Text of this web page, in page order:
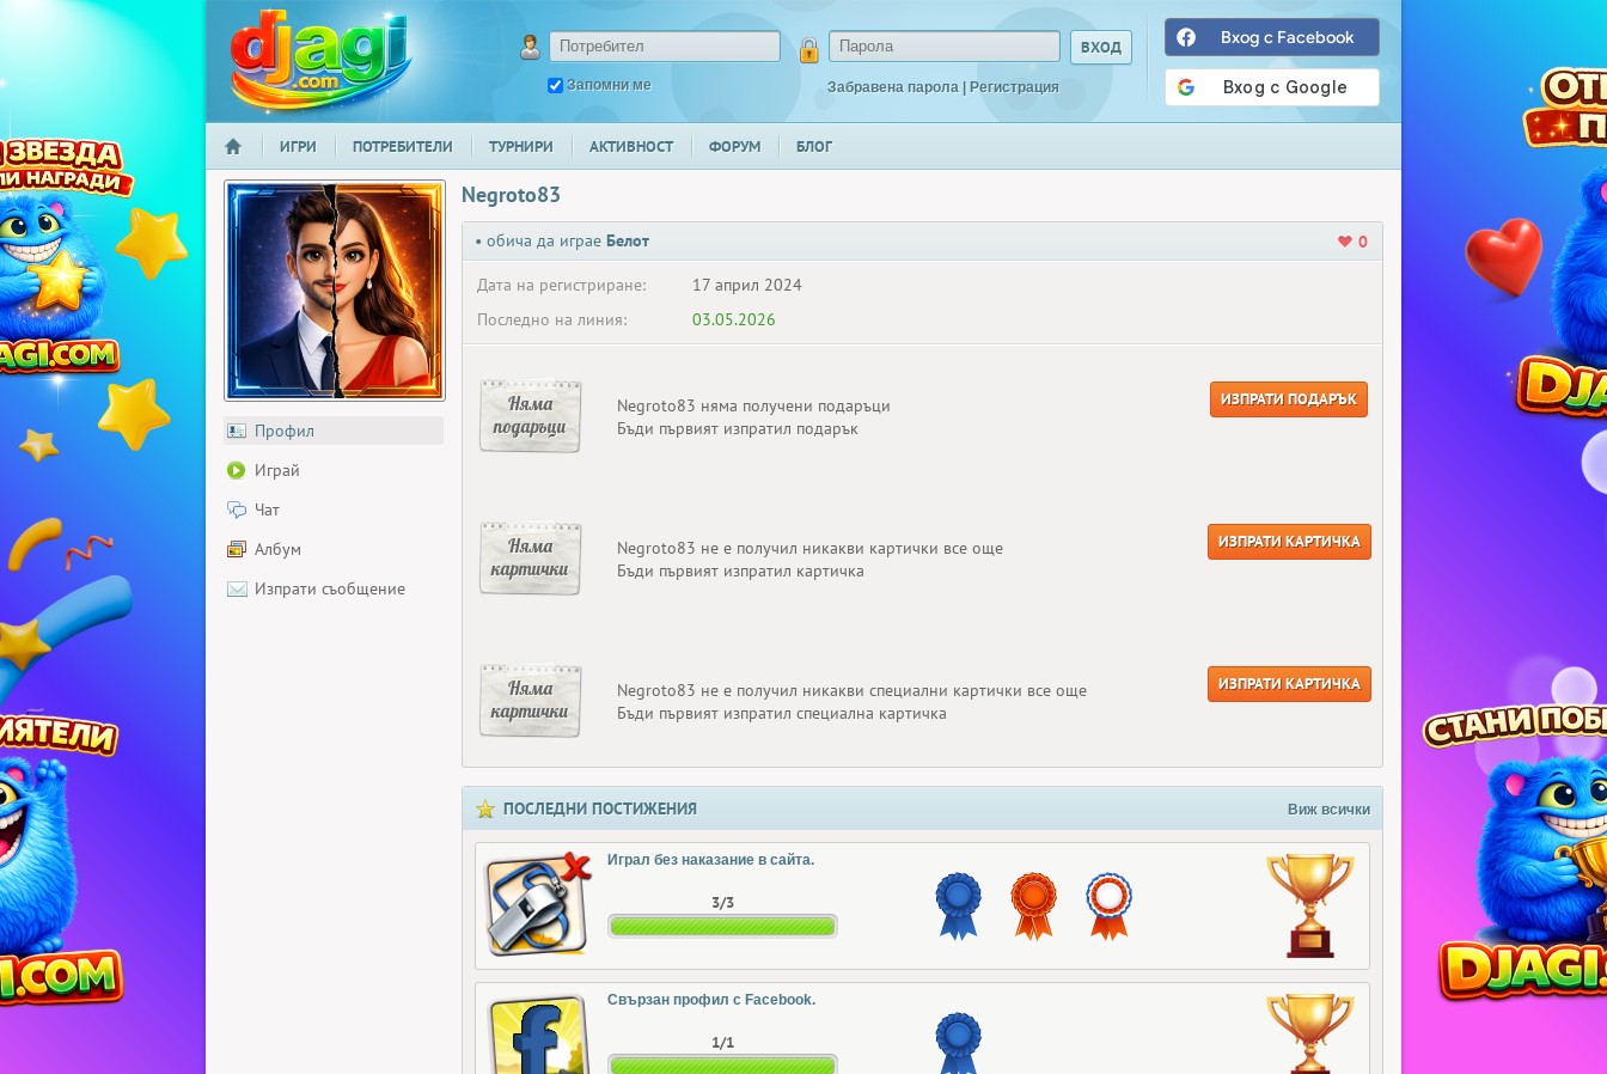
djagi.com
Запомни ме Забравена парола | Регистрация
Вход с Facebook
НАЧАЛО
ИГРИ ПОТРЕБИТЕЛИ ТУРНИРИ АКТИВНОСТ ФОРУМ БЛОГ
Профил
Играй
Чат
Албум
Изпрати съобщение
Negroto83
• обича да играе Белот
0
Дата на регистриране:
17 април 2024
Последно на линия:
03.05.2026
Няма
подаръци
Negroto83 няма получени подаръци
Бъди първият изпратил подарък
ИЗПРАТИ ПОДАРЪК
Няма
картички
Negroto83 не е получил никакви картички все още
Бъди първият изпратил картичка
ИЗПРАТИ КАРТИЧКА
Няма
картички
Negroto83 не е получил никакви специални картички все още
Бъди първият изпратил специална картичка
ИЗПРАТИ КАРТИЧКА
ПОСЛЕДНИ ПОСТИЖЕНИЯ Виж всички
Играл без наказание в сайта.
3/3
Свързан профил с Facebook.
1/1